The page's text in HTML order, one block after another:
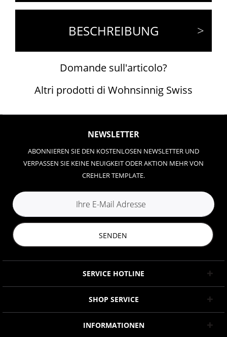
BESCHREIBUNG
Domande sull'articolo?
Altri prodotti di Wohnsinnig Swiss
NEWSLETTER
ABONNIEREN SIE DEN KOSTENLOSEN NEWSLETTER UND
VERPASSEN SIE KEINE NEUIGKEIT ODER AKTION MEHR VON
CREHLER TEMPLATE.
SENDEN
SERVICE HOTLINE
SHOP SERVICE
INFORMATIONEN